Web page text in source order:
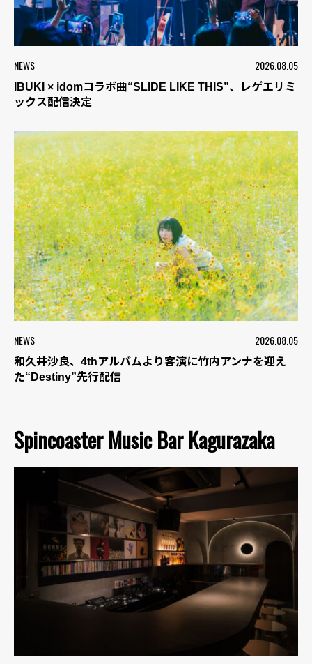
NEWS 2026.08.05
IBUKI × idomコラボ曲“SLIDE LIKE THIS”、レゲエリミ
ックス配信決定
NEWS 2026.08.05
和久井沙良、4thアルバムより客演に竹内アンナを迎え
た“Destiny”先行配信
Spincoaster Music Bar Kagurazaka